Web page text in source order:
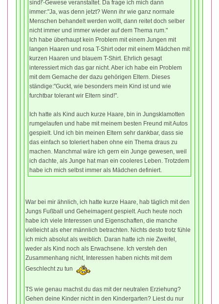
sind!'-Gewese veranstaltet. Da frage ich mich dann
immer:"Ja, was denn jetzt? Wenn ihr wie ganz normale
Menschen behandelt werden wollt, dann reitet doch selber
nicht immer und immer wieder auf dem Thema rum."
Ich habe überhaupt kein Problem mit einem Jungen mit
langen Haaren und rosa T-Shirt oder mit einem Mädchen mit
kurzen Haaren und blauem T-Shirt. Ehrlich gesagt
interessiert mich das gar nicht. Aber ich habe ein Problem
mit dem Gemache der dazu gehörigen Eltern. Dieses
ständige:"Guckt, wie besonders mein Kind ist und wie
furchtbar tolerant wir Eltern sind!".
Ich hatte als Kind auch kurze Haare, bin in Jungsklamotten
rumgelaufen und habe mit meinem besten Freund mit Autos
gespielt. Und ich bin meinen Eltern sehr dankbar, dass sie
das einfach so toleriert haben ohne ein Thema draus zu
machen. Manchmal wäre ich gern ein Junge gewesen, weil
ich dachte, als Junge hat man ein cooleres Leben. Trotzdem
habe ich mich selbst immer als Mädchen definiert.
War bei mir ähnlich, ich hatte kurze Haare, hab täglich mit den
Jungs Fußball und Geheimagent gespielt. Auch heute noch
habe ich viele Interessen und Eigenschaften, die manche
vielleicht als eher männlich betrachten. Nichts desto trotz fühle
ich mich absolut als weiblich. Daran hatte ich nie Zweifel,
weder als Kind noch als Erwachsene. Ich versteh den
Zusammenhang nicht, Interessen haben nichts mit dem
Geschlecht zu tun
TS wie genau machst du das mit der neutralen Erziehung?
Gehen deine Kinder nicht in den Kindergarten? Liest du nur